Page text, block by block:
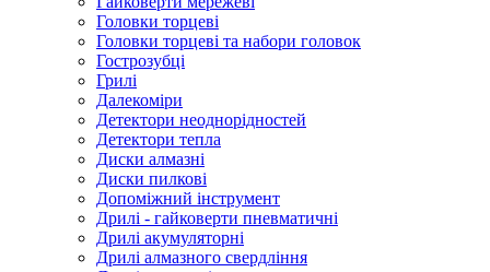
Головки торцеві
Головки торцеві та набори головок
Гострозубці
Грилі
Далекоміри
Детектори неоднорідностей
Детектори тепла
Диски алмазні
Диски пилкові
Допоміжний інструмент
Дрилі - гайковерти пневматичні
Дрилі акумуляторні
Дрилі алмазного свердління